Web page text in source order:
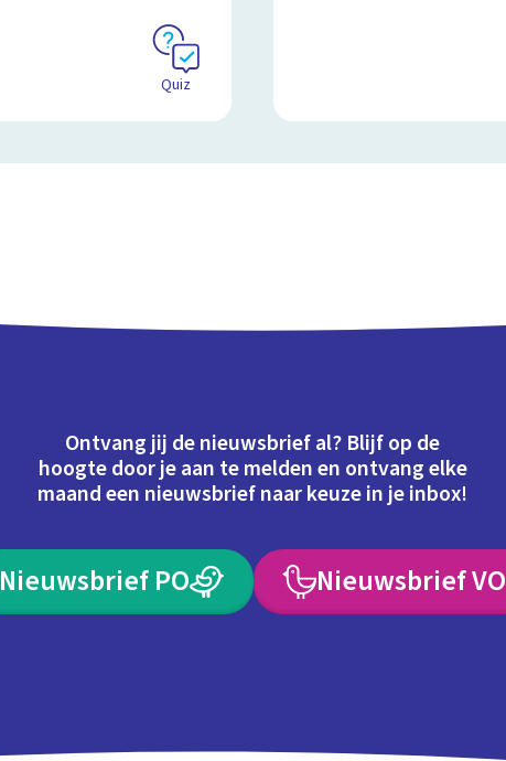
Quiz
Ontvang jij de nieuwsbrief al? Blijf op de
hoogte door je aan te melden en ontvang elke
maand een nieuwsbrief naar keuze in je inbox!
Nieuwsbrief PO Nieuwsbrief VO